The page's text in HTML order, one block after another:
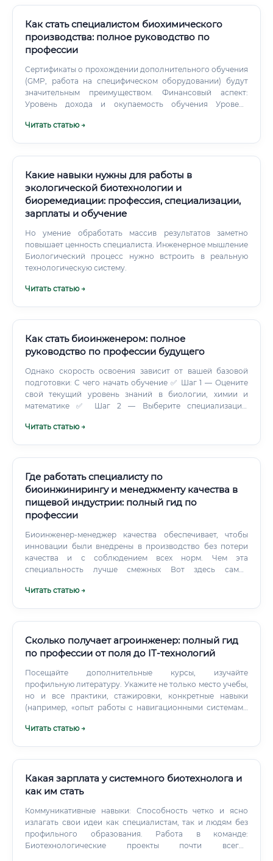
Как стать специалистом биохимического
производства: полное руководство по
профессии
Сертификаты о прохождении дополнительного обучения
(GMP, работа на специфическом оборудовании) будут
значительным преимуществом. Финансовый аспект:
Уровень дохода и окупаемость обучения Уровень
специфики компании (фармацевтика традиционно
больше всего?
Читать статью →
Какие навыки нужны для работы в
экологической биотехнологии и
биоремедиации: профессия, специализации,
зарплаты и обучение
Но умение обработать массив результатов заметно
повышает ценность специалиста. Инженерное мышление
Биологический процесс нужно встроить в реальную
технологическую систему.
Читать статью →
Как стать биоинженером: полное
руководство по профессии будущего
Однако скорость освоения зависит от вашей базовой
подготовки: С чего начать обучение ✅ Шаг 1 — Оцените
свой текущий уровень знаний в биологии, химии и
математике ✅ Шаг 2 — Выберите специализацию
биоматериалы) ✅ Шаг 3 — Запишитесь на онлайн-курс по
или биотехкомпании ✅ Шаг 6 — Начните вести
портфолио (проекты, эксперименты, публикации) ✅ Шаг
7 — Зарегистрируйтесь на платформах ResearchGate,
LinkedIn, откликайтесь на вакансии Какие курсы лучше
выбрать 💡 Совет эксперта: выбирайте курсы с реальной
лабораторной практикой или проектной работой —
теория без практики в биоинженерии не котируется.
Можно ли войти в профессию без опыта ✅ Да, но с
оговорками.
Читать статью →
Где работать специалисту по
биоинжинирингу и менеджменту качества в
пищевой индустрии: полный гид по
профессии
Биоинженер-менеджер качества обеспечивает, чтобы
инновации были внедрены в производство без потери
качества и с соблюдением всех норм. Чем эта
специальность лучше смежных Вот здесь самое
Читать статью →
Сколько получает агроинженер: полный гид
по профессии от поля до IT-технологий
Посещайте дополнительные курсы, изучайте
профильную литературу. Укажите не только место учебы,
но и все практики, стажировки, конкретные навыки
(например, «опыт работы с навигационными системами
Читать статью →
Какая зарплата у системного биотехнолога и
как им стать
Коммуникативные навыки: Способность четко и ясно
излагать свои идеи как специалистам, так и людям без
профильного образования. Работа в команде:
Биотехнологические проекты почти всегда